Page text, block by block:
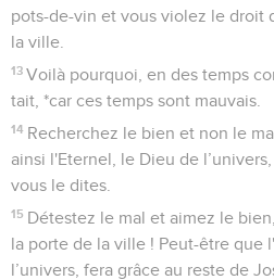
pots-de-vin et vous violez le droit
la ville.
13 Voilà pourquoi, en des temps
tait, *car ces temps sont mauvais.
14 Recherchez le bien et non le
ainsi l'Eternel, le Dieu de
vous le dites.
15 Détestez le mal et aimez le
la porte de la ville ! Peut-être que
l’univers, fera grâce au reste de